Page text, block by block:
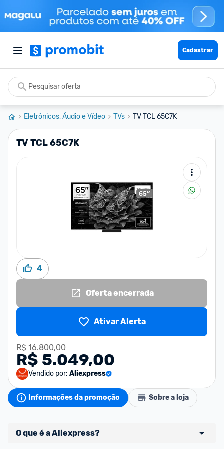
Cadastrar
Eletrônicos, Áudio e Vídeo TVs TV TCL 65C7K
TV TCL 65C7K
4
Oferta encerrada
Ativar Alerta
R$ 16.800,00
R$ 5.049,00
Vendido por: Aliexpress
Informações da promoção Sobre a loja
O que é a Aliexpress?